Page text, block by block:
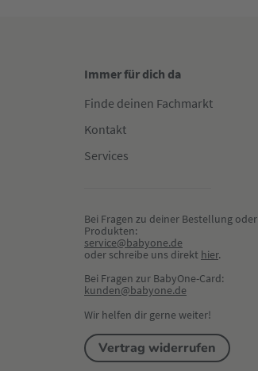
Immer für dich da
Finde deinen Fachmarkt
Kontakt
Services
Bei Fragen zu deiner Bestellung oder
Produkten:
service@babyone.de
oder schreibe uns direkt hier.
Bei Fragen zur BabyOne-Card:
kunden@babyone.de
Wir helfen dir gerne weiter!
Vertrag widerrufen